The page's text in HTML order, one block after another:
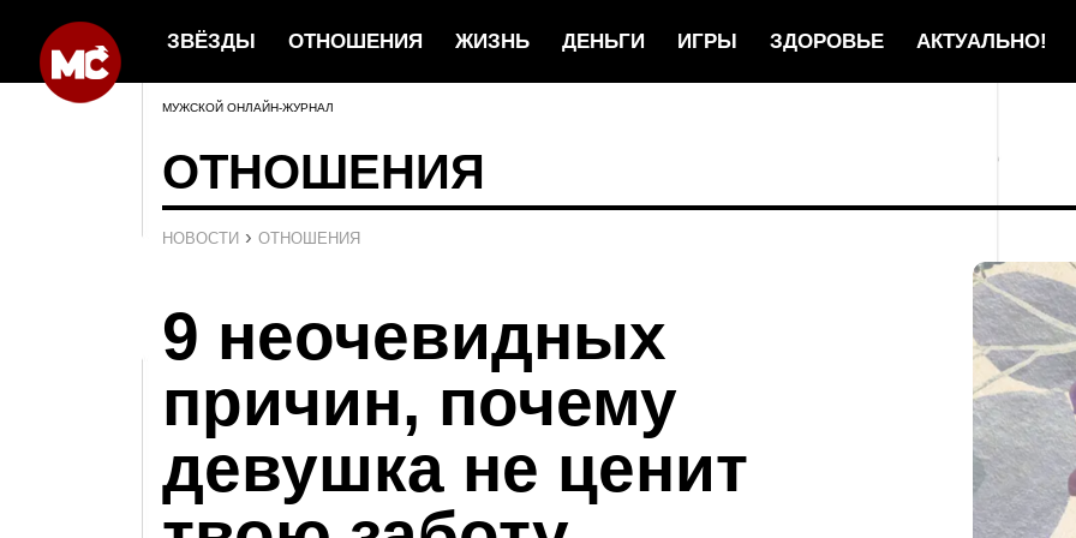
ЗВЁЗДЫ ОТНОШЕНИЯ ЖИЗНЬ ДЕНЬГИ ИГРЫ ЗДОРОВЬЕ АКТУАЛЬНО!
МУЖСКОЙ ОНЛАЙН-ЖУРНАЛ
ОТНОШЕНИЯ
НОВОСТИ › ОТНОШЕНИЯ
9 неочевидных
причин, почему
девушка не ценит